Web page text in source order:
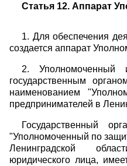
Статья 12. Аппарат
1. Для обеспечения
создается аппарат
2. Уполномоченный
государственным
наименованием
предпринимателей в
Государственный
"Уполномоченный по
Ленинградской
юридического лица,